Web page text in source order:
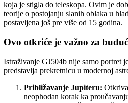
koja je stigla do teleskopa. Ovim je
teorije o postojanju slanih oblaka u
postavljena još pre više od 15 godina.
Ovo otkriće je važno za
Istraživanje GJ504b nije samo portret
predstavlja prekretnicu u modernoj
Približavanje Jupiteru:
neophodan korak ka